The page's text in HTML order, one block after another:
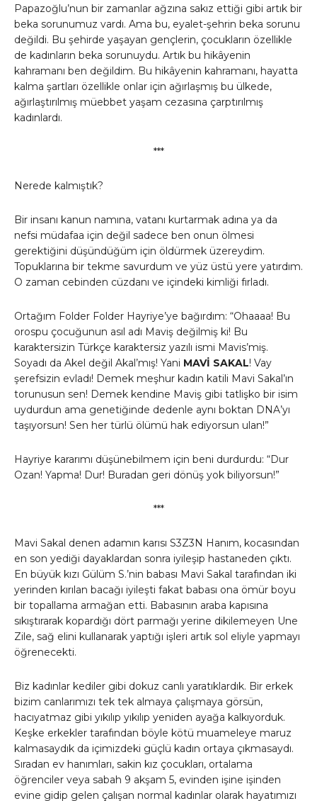
Papazoğlu’nun bir zamanlar ağzına sakız ettiği gibi artık bir
beka sorunumuz vardı. Ama bu, eyalet-şehrin beka sorunu
değildi. Bu şehirde yaşayan gençlerin, çocukların özellikle
de kadınların beka sorunuydu. Artık bu hikâyenin
kahramanı ben değildim. Bu hikâyenin kahramanı, hayatta
kalma şartları özellikle onlar için ağırlaşmış bu ülkede,
ağırlaştırılmış müebbet yaşam cezasına çarptırılmış
kadınlardı.
***
Nerede kalmıştık?
Bir insanı kanun namına, vatanı kurtarmak adına ya da
nefsi müdafaa için değil sadece ben onun ölmesi
gerektiğini düşündüğüm için öldürmek üzereydim.
Topuklarına bir tekme savurdum ve yüz üstü yere yatırdım.
O zaman cebinden cüzdanı ve içindeki kimliği fırladı.
Ortağım Folder Folder Hayriye’ye bağırdım: “Ohaaaa! Bu
orospu çocuğunun asıl adı Maviş değilmiş ki! Bu
karaktersizin Türkçe karaktersiz yazılı ismi Mavis’miş.
Soyadı da Akel değil Akal’mış! Yani MAVİ SAKAL! Vay
şerefsizin evladı! Demek meşhur kadın katili Mavi Sakal’ın
torunusun sen! Demek kendine Maviş gibi tatlişko bir isim
uydurdun ama genetiğinde dedenle aynı boktan DNA’yı
taşıyorsun! Sen her türlü ölümü hak ediyorsun ulan!”
Hayriye kararımı düşünebilmem için beni durdurdu: “Dur
Ozan! Yapma! Dur! Buradan geri dönüş yok biliyorsun!”
***
Mavi Sakal denen adamın karısı S3Z3N Hanım, kocasından
en son yediği dayaklardan sonra iyileşip hastaneden çıktı.
En büyük kızı Gülüm S.’nin babası Mavi Sakal tarafından iki
yerinden kırılan bacağı iyileşti fakat babası ona ömür boyu
bir topallama armağan etti. Babasının araba kapısına
sıkıştırarak kopardığı dört parmağı yerine dikilemeyen Une
Zile, sağ elini kullanarak yaptığı işleri artık sol eliyle yapmayı
öğrenecekti.
Biz kadınlar kediler gibi dokuz canlı yaratıklardık. Bir erkek
bizim canlarımızı tek tek almaya çalışmaya görsün,
hacıyatmaz gibi yıkılıp yıkılıp yeniden ayağa kalkıyorduk.
Keşke erkekler tarafından böyle kötü muameleye maruz
kalmasaydık da içimizdeki güçlü kadın ortaya çıkmasaydı.
Sıradan ev hanımları, sakin kız çocukları, ortalama
öğrenciler veya sabah 9 akşam 5, evinden işine işinden
evine gidip gelen çalışan normal kadınlar olarak hayatımızı